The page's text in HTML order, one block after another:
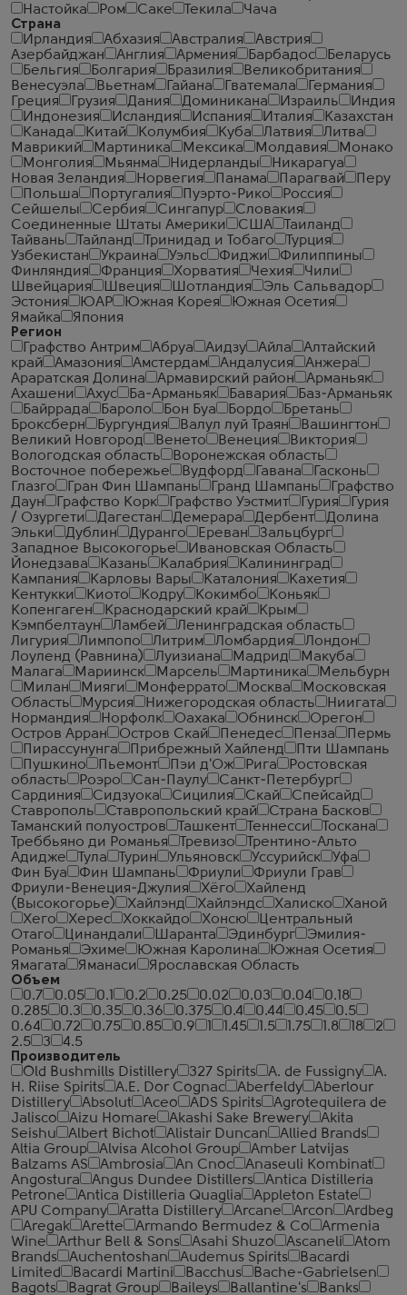
Настойка
Ром Саке Текила
Чача
Страна
Ирландия
Абхазия Австралия
Австрия
Азербайджан
Англия Армения Барбадос
Беларусь
Бельгия
Болгария Бразилия
Великобритания
Венесуэла
Вьетнам Гайана Гватемала
Германия
Греция
Грузия Дания Доминикана Израиль
Индия
Индонезия
Исландия Испания Италия
Казахстан
Канада
Китай Колумбия Куба Латвия
Литва
Маврикий
Мартиника Мексика Молдавия
Монако
Монголия
Мьянма Нидерланды
Никарагуа
Новая Зеландия
Норвегия Панама Парагвай
Перу
Польша
Португалия Пуэрто-Рико
Россия
Сейшелы
Сербия Сингапур
Словакия
Соединенные Штаты Америки
США
Таиланд
Тайвань
Тайланд Тринидад и Тобаго
Турция
Узбекистан
Украина Уэльс Фиджи
Филиппины
Финляндия
Франция Хорватия Чехия
Чили
Швейцария
Швеция Шотландия
Эль Сальвадор
Эстония
ЮАР Южная Корея
Южная Осетия
Ямайка
Япония
Регион
Графство Антрим
Абруа Аидзу Айла
Алтайский
край
Амазония Амстердам Андалусия
Анжера
Араратская Долина
Армавирский район
Арманьяк
Ахашени
Ахус Ба-Арманьяк Бавария
Баз-Арманьяк
Байррада
Бароло Бон Буа Бордо
Бретань
Броксберн
Бургундия Валул луй Траян
Вашингтон
Великий Новгород
Венето Венеция
Виктория
Вологодская область
Воронежская область
Восточное побережье
Вудфорд Гавана
Гасконь
Глазго
Гран Фин Шампань Гранд Шампань
Графство
Даун
Графство Корк Графство Уэстмит Гурия
Гурия
/ Озургети
Дагестан Демерара Дербент
Долина
Эльки
Дублин Дуранго Ереван
Зальцбург
Западное Высокогорье
Ивановская Область
Йонедзава
Казань Калабрия
Калининград
Кампания
Карловы Вары Каталония
Кахетия
Кентукки
Киото Кодру Кокимбо
Коньяк
Копенгаген
Краснодарский край
Крым
Кэмпбелтаун
Ламбей
Ленинградская область
Лигурия
Лимпопо Литрим Ломбардия
Лондон
Лоуленд (Равнина)
Луизиана Мадрид
Макуба
Малага
Мариинск Марсель Мартиника
Мельбурн
Милан
Мияги Монферрато Москва
Московская
Область
Мурсия Нижегородская область
Ниигата
Нормандия
Норфолк Оахака Обнинск
Орегон
Остров Арран
Остров Скай Пенедес Пенза
Пермь
Пирассунунга
Прибрежный Хайленд
Пти Шампань
Пушкино
Пьемонт Пэи д'Ож Рига
Ростовская
область
Роэро Сан-Паулу
Санкт-Петербург
Сардиния
Сидзуока Сицилия Скай
Спейсайд
Ставрополь
Ставропольский край
Страна Басков
Таманский полуостров
Ташкент Теннесси
Тоскана
Треббьяно ди Романья
Тревизо
Трентино-Альто
Адидже
Тула Турин Ульяновск Уссурийск
Уфа
Фин Буа
Фин Шампань Фриули
Фриули Грав
Фриули-Венеция-Джулия
Хёго
Хайленд
(Высокогорье)
Хайлэнд Хайлэндс Халиско
Ханой
Хего
Херес Хоккайдо Хонсю
Центральный
Отаго
Цинандали Шаранта Эдинбург
Эмилия-
Романья
Эхиме Южная Каролина
Южная Осетия
Ямагата
Яманаси
Ярославская Область
Объем
0.7
0.05 0.1 0.2 0.25 0.02 0.03 0.04
0.18
0.285
0.3 0.35 0.36 0.375 0.4 0.44 0.45
0.5
0.64
0.72 0.75 0.85 0.9 1.45 1.5 1.75 1.8 18
2
2.5
3
4.5
Производитель
Old Bushmills Distillery
327 Spirits A. de Fussigny
A.
H. Riise Spirits
A.E. Dor Cognac Aberfeldy
Aberlour
Distillery
Absolut Aceo ADS Spirits
Agrotequilera de
Jalisco
Aizu Homare Akashi Sake Brewery
Akita
Seishu
Albert Bichot Alistair Duncan
Allied Brands
Altia Group
Alvisa Alcohol Group
Amber Latvijas
Balzams AS
Ambrosia An Cnoc
Anaseuli Kombinat
Angostura
Angus Dundee Distillers
Antica Distilleria
Petrone
Antica Distilleria Quaglia
Appleton Estate
APU Company
Aratta Distillery Arcane Arcon
Ardbeg
Aregak
Arette Armando Bermudez & Co
Armenia
Wine
Arthur Bell & Sons Asahi Shuzo Ascaneli
Atom
Brands
Auchentoshan Audemus Spirits
Bacardi
Limited
Bacardi Martini Bacchus
Bache-Gabrielsen
Bagots
Bagrat Group Baileys Ballantine's Banks